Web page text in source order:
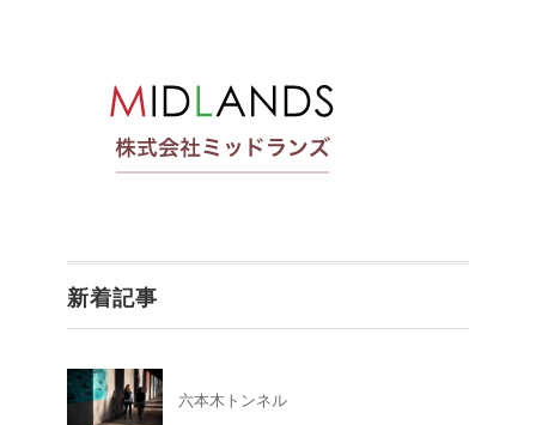
新着記事
六本木トンネル